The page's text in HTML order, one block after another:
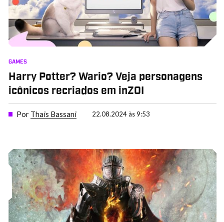
GAMES
Harry Potter? Wario? Veja personagens
icônicos recriados em inZOI
Por Thais Bassani 22.08.2024 às 9:53